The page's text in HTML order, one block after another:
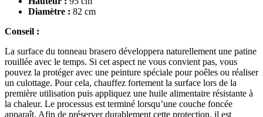
Diamètre : 82 cm
Conseil :
La surface du tonneau brasero développera naturellement une patine
rouillée avec le temps. Si cet aspect ne vous convient pas, vous
pouvez la protéger avec une peinture spéciale pour poêles ou réaliser
un culottage. Pour cela, chauffez fortement la surface lors de la
première utilisation puis appliquez une huile alimentaire résistante à
la chaleur. Le processus est terminé lorsqu’une couche foncée
apparaît. Afin de préserver durablement cette protection, il est